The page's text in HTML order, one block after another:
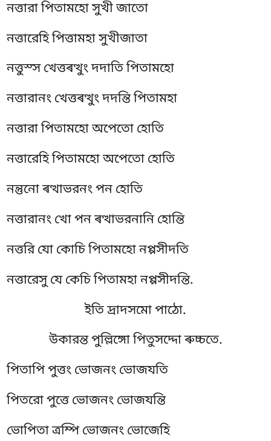
নত্তারা পিতামহো সুখী জাতো
নত্তারেহি পিত্তামহা সুখীজাতা
নত্তুস্স খেত্তৰত্থুং দদাতি পিতামহো
নত্তারানং খেত্তৰত্থুং দদন্তি পিতামহা
নত্তারা পিতামহো অপেতো হোতি
নত্তারেহি পিতামহো অপেতো হোতি
নন্তুনো ৰত্থাভরনং পন হোতি
নত্তারানং খো পন ৰত্থাভরনানি হোন্তি
নত্তরি যো কোচি পিতামহো নপ্পসীদতি
নত্তারেসু যে কেচি পিতামহা নপ্পসীদন্তি.
ইতি দ্ৰাদসমো পাঠো.
উকারন্ত পুল্লিঙ্গো পিতুসদ্দো ৰুচ্চতে.
পিতাপি পুত্তং ভোজনং ভোজযতি
পিতরো পুত্তে ভোজনং ভোজযন্তি
ভোপিতাত্ৰম্পি ভোজনং ভোজেহি